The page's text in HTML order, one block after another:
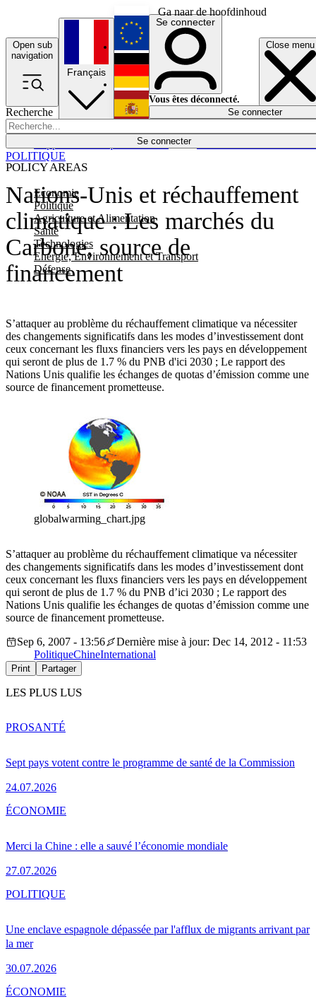
Ga naar de hoofdinhoud
Open sub
navigation
Close menu
Recherche
Se connecter
POLICY AREAS
Economie
Politique
Agriculture et Alimentation
Santé
Technologies
Energie, Environnement et Transport
Défense
Économie
Français
English
Deutsch
Español
Se connecter
Vous êtes déconnecté.
Se connecter
Nations-Unis et réchauffement
climatique : Les marchés du
Carbone, source de
financement
S’attaquer au problème du réchauffement climatique va nécessiter
des changements significatifs dans les modes d’investissement dont
ceux concernant les fluxs financiers vers les pays en développement
qui seront de plus de 1.7 % du PNB d'ici 2030 ; Le rapport des
Nations Unis qualifie les échanges de quotas d’émission comme une
source de financement prometteuse.
POLITIQUE
globalwarming_chart.jpg
S’attaquer au problème du réchauffement climatique va nécessiter
des changements significatifs dans les modes d’investissement dont
ceux concernant les fluxs financiers vers les pays en développement
qui seront de plus de 1.7 % du PNB d’ici 2030 ; Le rapport des
Nations Unis qualifie les échanges de quotas d’émission comme une
source de financement prometteuse.
Sep 6, 2007 - 13:56
Dernière mise à jour: Dec 14, 2012 - 11:53
PolitiqueChineInternational
Print Partager
LES PLUS LUS
Sept pays votent contre le programme de santé de la Commission
24.07.2026
PROSANTÉ
Merci la Chine : elle a sauvé l’économie mondiale
27.07.2026
ÉCONOMIE
Une enclave espagnole dépassée par l'afflux de migrants arrivant par
la mer
30.07.2026
POLITIQUE
ÉCONOMIE